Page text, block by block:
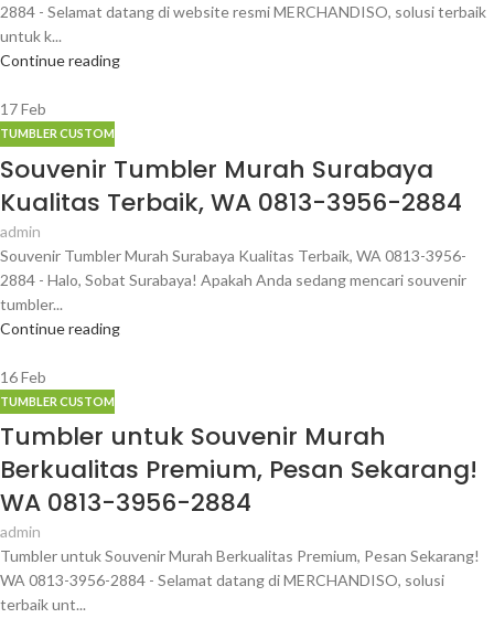
2884 - Selamat datang di website resmi MERCHANDISO, solusi terbaik
untuk k...
Continue reading
17Feb
TUMBLER CUSTOM
Souvenir Tumbler Murah Surabaya
Kualitas Terbaik, WA 0813-3956-2884
admin
Souvenir Tumbler Murah Surabaya Kualitas Terbaik, WA 0813-3956-
2884 - Halo, Sobat Surabaya! Apakah Anda sedang mencari souvenir
tumbler...
Continue reading
16Feb
TUMBLER CUSTOM
Tumbler untuk Souvenir Murah
Berkualitas Premium, Pesan Sekarang!
WA 0813-3956-2884
admin
Tumbler untuk Souvenir Murah Berkualitas Premium, Pesan Sekarang!
WA 0813-3956-2884 - Selamat datang di MERCHANDISO, solusi
terbaik unt...